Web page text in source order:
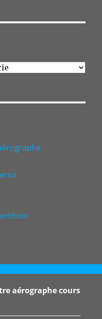
aérographe cours